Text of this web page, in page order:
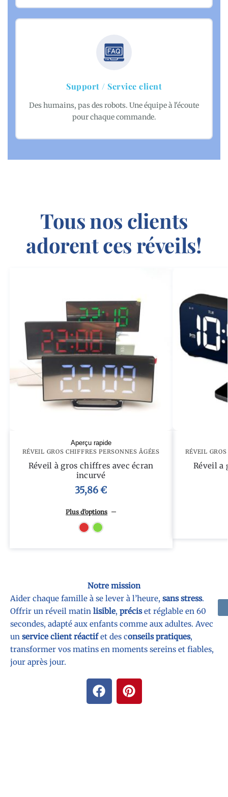
Support / Service client
Des humains, pas des robots. Une équipe à l'écoute
pour chaque commande.
Tous nos clients
adorent ces réveils!
Aperçu rapide
RÉVEIL GROS CHIFFRES PERSONNES ÂGÉES
Réveil à gros chiffres avec écran
incurvé
35,86€
Plus d’options
RÉVEIL
Réveil a
Notre mission
Aider chaque famille à se lever à l’heure, sans stress.
Offrir un réveil matin lisible, préciset réglable en 60
secondes, adapté aux enfants comme aux adultes. Avec
un service client réactifet des conseils pratiques,
transformer vos matins en moments sereins et fiables,
jour après jour.